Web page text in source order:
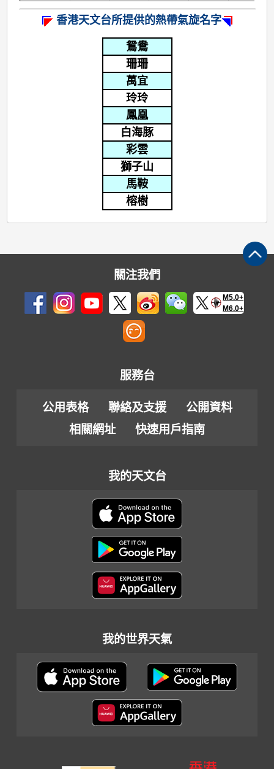
香港天文台所提供的熱帶氣旋名字
鴛鴦
珊珊
萬宜
玲玲
鳳凰
白海豚
彩雲
獅子山
馬鞍
榕樹
關注我們
M5.0+
M6.0+
服務台
公用表格 聯絡及支援
公開資料
相關網址
快速用戶指南
我的天文台
我的世界天氣